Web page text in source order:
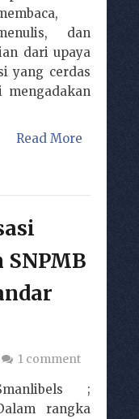
dan
dari upaya
yang cerdas
Read More
1 comment
;
rangka